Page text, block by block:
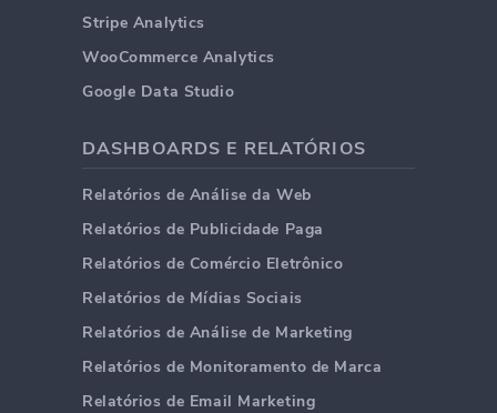
Stripe Analytics
WooCommerce Analytics
Google Data Studio
DASHBOARDS E RELATÓRIOS
Relatórios de Análise da Web
Relatórios de Publicidade Paga
Relatórios de Comércio Eletrônico
Relatórios de Mídias Sociais
Relatórios de Análise de Marketing
Relatórios de Monitoramento de Marca
Relatórios de Email Marketing